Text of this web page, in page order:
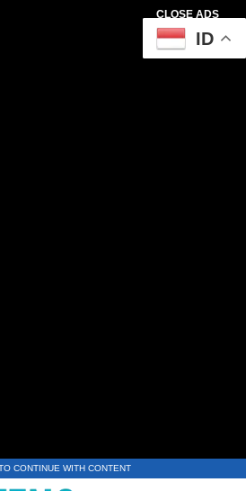
CLOSE ADS
CONTINUE WITH CONTENT
ID